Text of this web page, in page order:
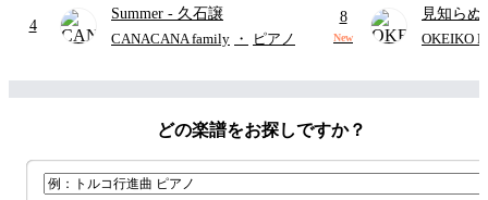
4
Summer - 久石譲
CANACANA family ・ ピアノ
ード有)
8
New
見知ら
ャツが乾
OKEIKO
どの楽譜をお探しですか？